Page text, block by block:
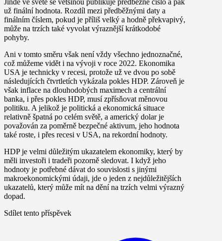
Jinde ve světě se většinou publikuje předběžné číslo a pak
už finální hodnota. Rozdíl mezi předběžnými daty a
finálním číslem, pokud je příliš velký a hodně překvapivý,
může na trzích také vyvolat výraznější krátkodobé
pohyby.
Ani v tomto směru však není vždy všechno jednoznačné,
což můžeme vidět i na vývoji v roce 2022. Ekonomika
USA je technicky v recesi, protože už ve dvou po sobě
následujících čtvrtletích vykázala pokles HDP. Zároveň je
však inflace na dlouhodobých maximech a centrální
banka, i přes pokles HDP, musí zpřísňovat měnovou
politiku. A jelikož je politická a ekonomická situace
relativně špatná po celém světě, a americký dolar je
považován za poměrně bezpečné aktivum, jeho hodnota
také roste, i přes recesi v USA, na rekordní hodnoty.
HDP je velmi důležitým ukazatelem ekonomiky, který by
měli investoři i tradeři pozorně sledovat. I když jeho
hodnoty je potřebné dávat do souvislosti s jinými
makroekonomickými údaji, jde o jeden z nejdůležitějších
ukazatelů, který může mít na dění na trzích velmi výrazný
dopad.
Sdílet tento příspěvek